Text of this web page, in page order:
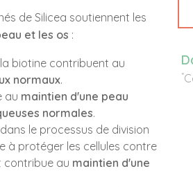
*
de Silicea soutiennent les
et les os :
la biotine contribuent au
normaux.
au maintien d'une peau
normales.
le processus de division
à protéger les cellules contre
contribue au maintien d'une